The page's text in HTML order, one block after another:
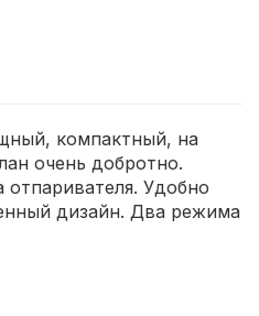
компактный, на
очень добротно.
Удобно
дизайн. Два режима